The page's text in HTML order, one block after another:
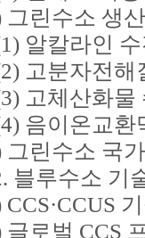
린수소 생
알칼라인 수
고분자전해
고체산화물
음이온교환
린수소 국
블루수소 기
로벌 CCS